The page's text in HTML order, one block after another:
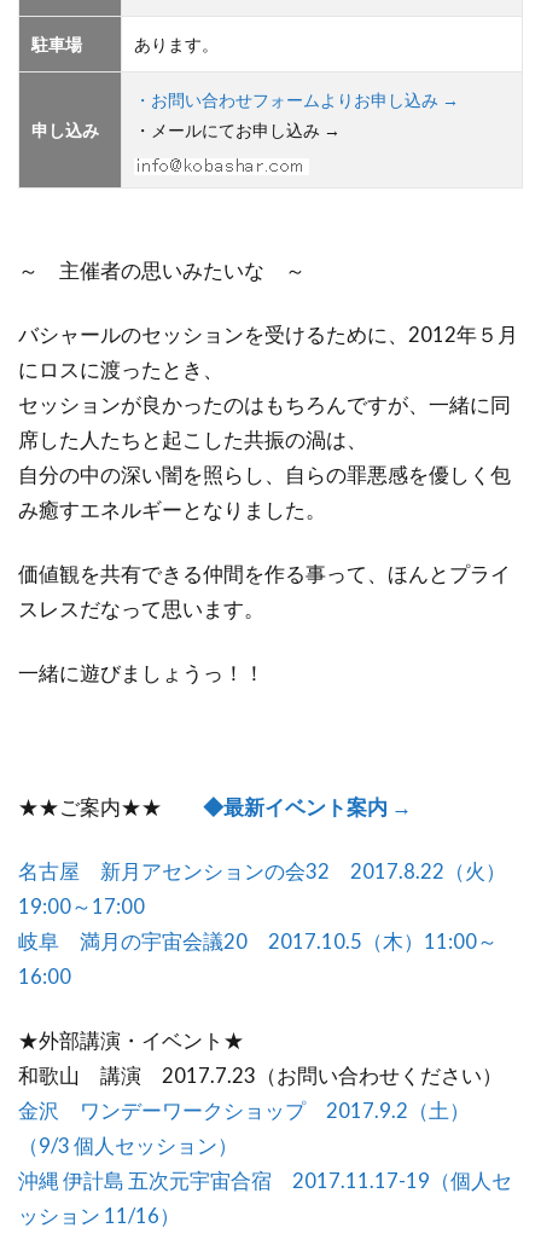
駐車場 あります。
申し込み
・お問い合わせフォームよりお申し込み →
・メールにてお申し込み →
～ 主催者の思いみたいな ～
バシャールのセッションを受けるために、2012年５月
にロスに渡ったとき、
セッションが良かったのはもちろんですが、一緒に同
席した人たちと起こした共振の渦は、
自分の中の深い闇を照らし、自らの罪悪感を優しく包
み癒すエネルギーとなりました。
価値観を共有できる仲間を作る事って、ほんとプライ
スレスだなって思います。
一緒に遊びましょうっ！！
★★ご案内★★ ◆最新イベント案内 →
名古屋 新月アセンションの会32 2017.8.22（火）
19:00～17:00
岐阜 満月の宇宙会議20 2017.10.5（木）11:00～
16:00
★外部講演・イベント★
和歌山 講演 2017.7.23（お問い合わせください）
金沢 ワンデーワークショップ 2017.9.2（土）
（9/3 個人セッション）
沖縄 伊計島 五次元宇宙合宿 2017.11.17-19（個人セ
ッション 11/16）